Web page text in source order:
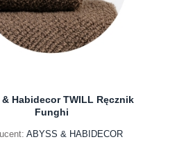
Habidecor TWILL Ręcznik
Funghi
ABYSS & HABIDECOR